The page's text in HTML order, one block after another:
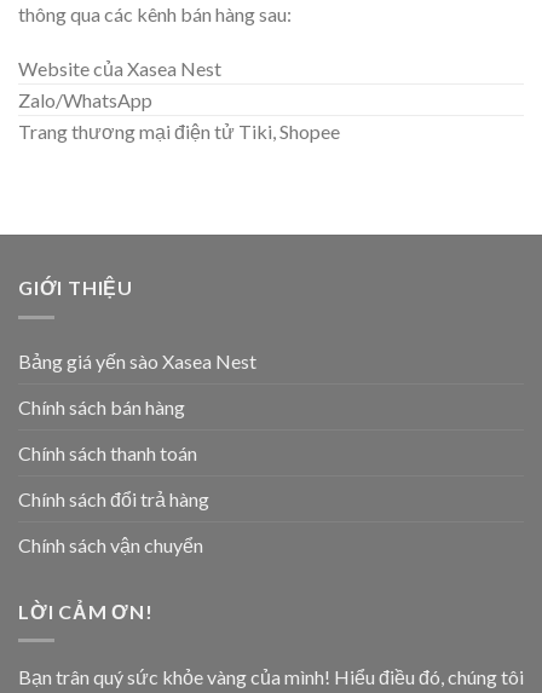
thông qua các kênh bán hàng sau:
Website của Xasea Nest
Zalo/WhatsApp
Trang thương mại điện tử Tiki, Shopee
GIỚI THIỆU
Bảng giá yến sào Xasea Nest
Chính sách bán hàng
Chính sách thanh toán
Chính sách đổi trả hàng
Chính sách vận chuyển
LỜI CẢM ƠN!
Bạn trân quý sức khỏe vàng của mình! Hiểu điều đó, chúng tôi